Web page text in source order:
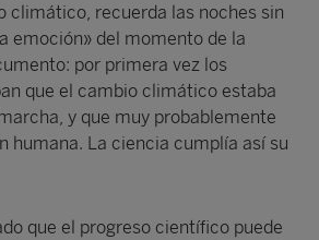
climático, recuerda las noches sin
emoción» del momento de la
por primera vez los
que el cambio climático estaba
y que muy probablemente
humana. La ciencia cumplía así su
que el progreso científico puede